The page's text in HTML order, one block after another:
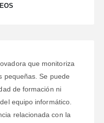
que monitoriza
pequeñas. Se puede
de formación ni
equipo informático.
relacionada con la